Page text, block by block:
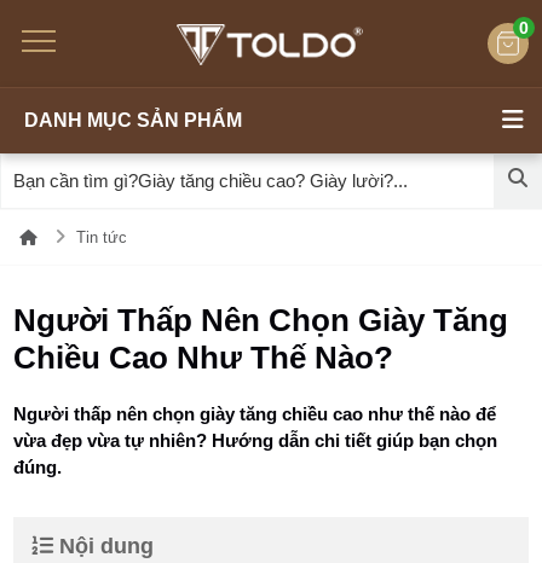
0
DANH MỤC SẢN PHẨM
Tin tức
Người Thấp Nên Chọn Giày Tăng
Chiều Cao Như Thế Nào?
Người thấp nên chọn giày tăng chiều cao như thế nào để
vừa đẹp vừa tự nhiên? Hướng dẫn chi tiết giúp bạn chọn
đúng.
Nội dung